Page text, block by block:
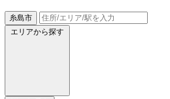
糸島市
エリアから探す